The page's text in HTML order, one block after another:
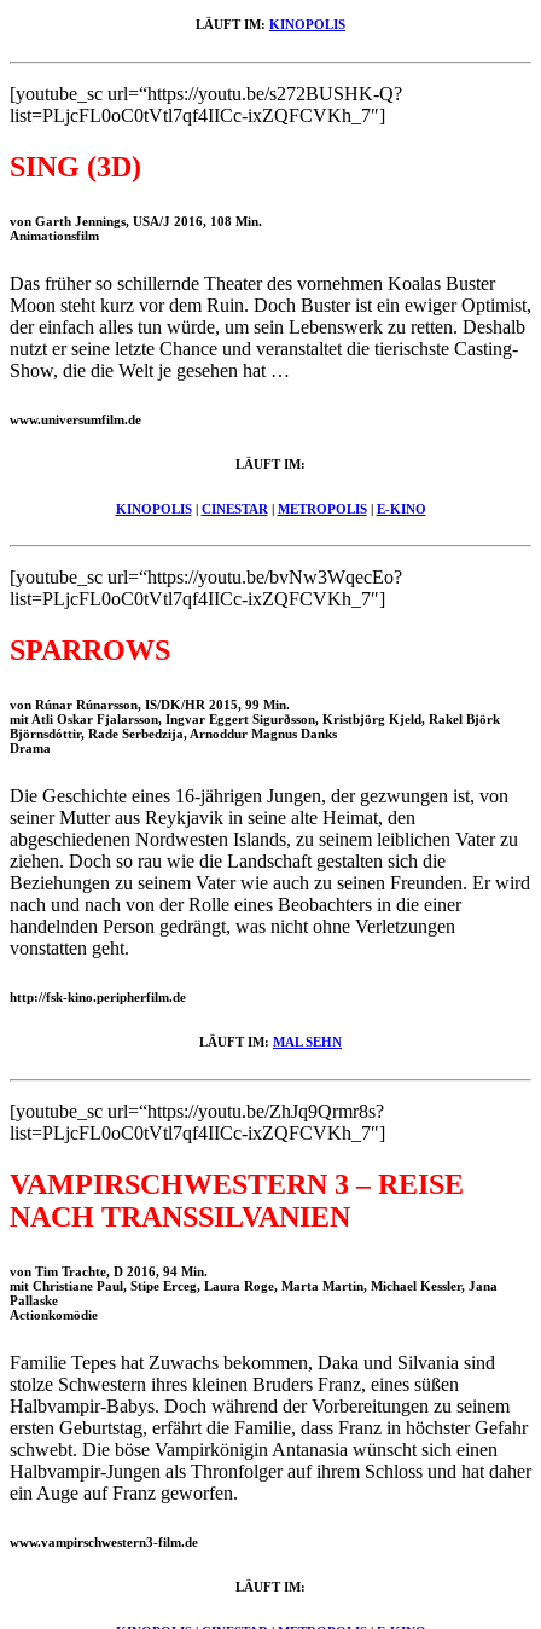
LÄUFT IM: KINOPOLIS
[youtube_sc url=“https://youtu.be/s272BUSHK-Q?
list=PLjcFL0oC0tVtl7qf4IICc-ixZQFCVKh_7″]
SING (3D)
von Garth Jennings, USA/J 2016, 108 Min.
Animationsfilm
Das früher so schillernde Theater des vornehmen Koalas Buster
Moon steht kurz vor dem Ruin. Doch Buster ist ein ewiger Optimist,
der einfach alles tun würde, um sein Lebenswerk zu retten. Deshalb
nutzt er seine letzte Chance und veranstaltet die tierischste Casting-
Show, die die Welt je gesehen hat …
www.universumfilm.de
LÄUFT IM:
KINOPOLIS| CINESTAR | METROPOLIS| E-KINO
[youtube_sc url=“https://youtu.be/bvNw3WqecEo?
list=PLjcFL0oC0tVtl7qf4IICc-ixZQFCVKh_7″]
SPARROWS
von Rúnar Rúnarsson, IS/DK/HR 2015, 99 Min.
mit Atli Oskar Fjalarsson, Ingvar Eggert Sigurðsson, Kristbjörg Kjeld, Rakel Björk
Björnsdóttir, Rade Serbedzija, Arnoddur Magnus Danks
Drama
Die Geschichte eines 16-jährigen Jungen, der gezwungen ist, von
seiner Mutter aus Reykjavik in seine alte Heimat, den
abgeschiedenen Nordwesten Islands, zu seinem leiblichen Vater zu
ziehen. Doch so rau wie die Landschaft gestalten sich die
Beziehungen zu seinem Vater wie auch zu seinen Freunden. Er wird
nach und nach von der Rolle eines Beobachters in die einer
handelnden Person gedrängt, was nicht ohne Verletzungen
vonstatten geht.
http://fsk-kino.peripherfilm.de
LÄUFT IM: MAL SEHN
[youtube_sc url=“https://youtu.be/ZhJq9Qrmr8s?
list=PLjcFL0oC0tVtl7qf4IICc-ixZQFCVKh_7″]
VAMPIRSCHWESTERN 3 – REISE
NACH TRANSSILVANIEN
von Tim Trachte, D 2016, 94 Min.
mit Christiane Paul, Stipe Erceg, Laura Roge, Marta Martin, Michael Kessler, Jana
Pallaske
Actionkomödie
Familie Tepes hat Zuwachs bekommen, Daka und Silvania sind
stolze Schwestern ihres kleinen Bruders Franz, eines süßen
Halbvampir-Babys. Doch während der Vorbereitungen zu seinem
ersten Geburtstag, erfährt die Familie, dass Franz in höchster Gefahr
schwebt. Die böse Vampirkönigin Antanasia wünscht sich einen
Halbvampir-Jungen als Thronfolger auf ihrem Schloss und hat daher
ein Auge auf Franz geworfen.
www.vampirschwestern3-film.de
LÄUFT IM: